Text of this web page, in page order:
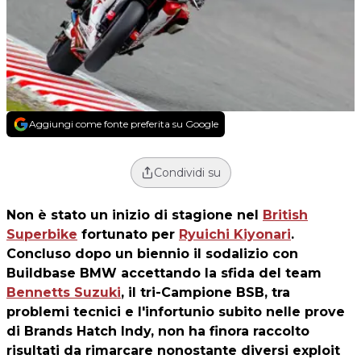
Aggiungi come fonte preferita su Google
Condividi su
Non è stato un inizio di stagione nel British
Superbike fortunato per Ryuichi Kiyonari.
Concluso dopo un biennio il sodalizio con
Buildbase BMW accettando la sfida del team
Bennetts Suzuki, il tri-Campione BSB, tra
problemi tecnici e l'infortunio subito nelle prove
di Brands Hatch Indy, non ha finora raccolto
risultati da rimarcare nonostante diversi exploit